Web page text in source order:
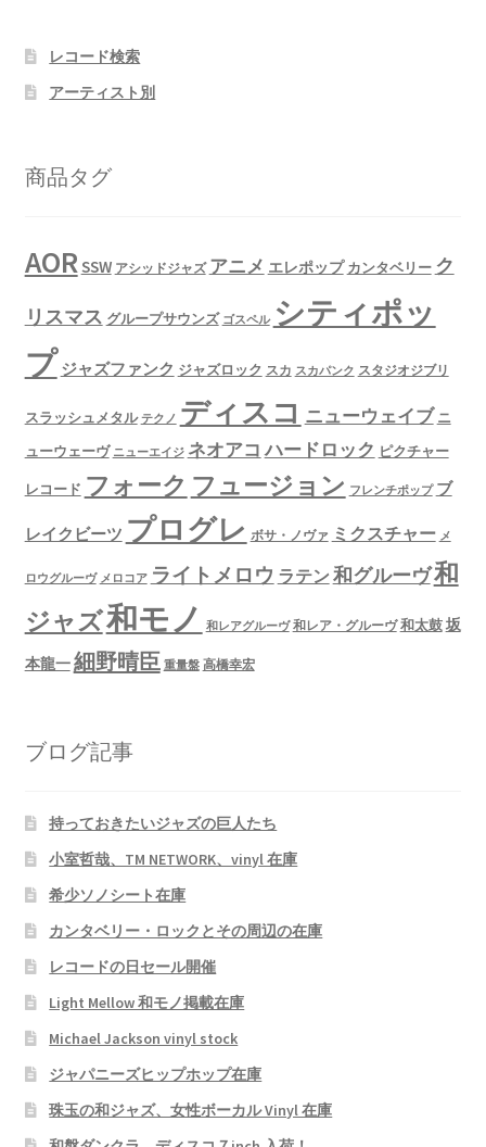
レコード検索
アーティスト別
商品タグ
AORSSW アシッドジャズ アニメ エレポップ カンタベリー ク
リスマス グループサウンズ ゴスペル シティポッ
プ ジャズファンク ジャズロック スカ スカパンク スタジオジブリ
スラッシュメタル テクノ ディスコ ニューウェイブ ニ
ューウェーヴ ニューエイジ ネオアコ ハードロック ピクチャー
レコード フォーク フュージョン フレンチポップ ブ
レイクビーツ プログレ ボサ・ノヴァ ミクスチャー メ
ロウグルーヴ メロコア ライトメロウ ラテン 和グルーヴ和
ジャズ和モノ 和レアグルーヴ 和レア・グルーヴ 和太鼓坂
本龍一細野晴臣 重量盤 高橋幸宏
ブログ記事
持っておきたいジャズの巨人たち
小室哲哉、TM NETWORK、vinyl 在庫
希少ソノシート在庫
カンタベリー・ロックとその周辺の在庫
レコードの日セール開催
Light Mellow 和モノ掲載在庫
Michael Jackson vinyl stock
ジャパニーズヒップホップ在庫
珠玉の和ジャズ、女性ボーカル Vinyl 在庫